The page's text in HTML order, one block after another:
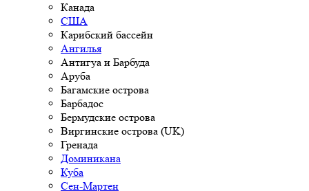
Канада
США
Карибский бассейн
Ангилья
Антигуа и Барбуда
Аруба
Багамские острова
Барбадос
Бермудские острова
Виргинские острова (UK)
Гренада
Доминикана
Куба
Сен-Мартен